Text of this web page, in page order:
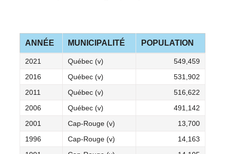
ANNÉE MUNICIPALITÉ POPULATION
2021 Québec (v)
549,459
2016
Québec (v)
531,902
2011
Québec (v)
516,622
2006
Québec (v)
491,142
2001
Cap-Rouge (v)
13,700
1996
Cap-Rouge (v)
14,163